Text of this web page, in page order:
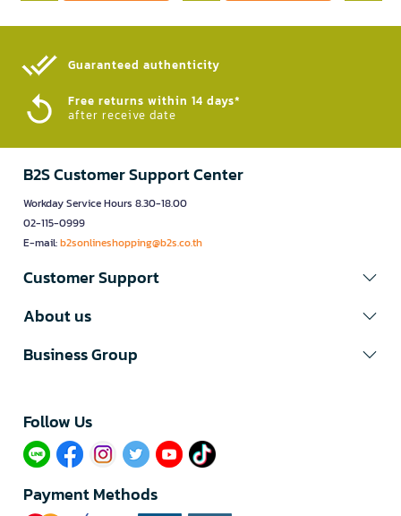
Guaranteed authenticity​
Free returns within 14 days*
after receive date
B2S Customer Support Center
Workday Service Hours 8.30-18.00
02-115-0999
E-mail:b2sonlineshopping@b2s.co.th
Customer Support
About us
Business Group
Follow Us​
Payment Methods